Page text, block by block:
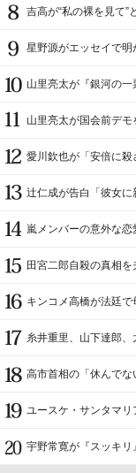
吉高が“私の裸を見て”
星野源がエッセイで
山里亮太が『銀河の
山里亮太が国会前デ
愛川欽也が「安倍に殺
辻仁成が告白「彼女に
嵐メンバーの意外な恋
田宮二郎自殺の真相を
キンコメ高橋が法廷で
糸井重里、山下達郎
高市首相の「休んで
ユースケ・サンタマ
宇野常寛が『スッキ